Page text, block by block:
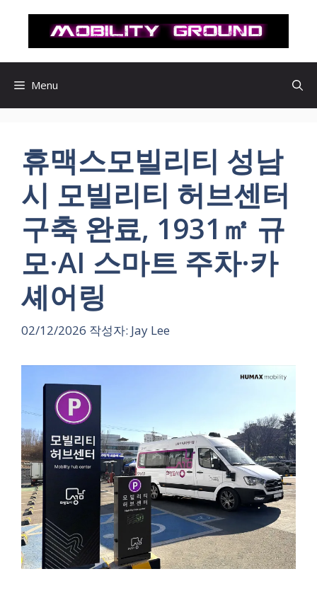
로
Menu
휴맥스모빌리티 성남
시 모빌리티 허브센터
구축 완료, 1931㎡ 규
모·AI 스마트 주차·카
셰어링
02/12/2026 작성자: Jay Lee